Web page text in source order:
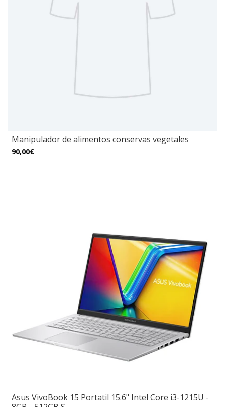
Manipulador de alimentos conservas vegetales
90,00€
Asus VivoBook 15 Portatil 15.6" Intel Core i3-1215U -